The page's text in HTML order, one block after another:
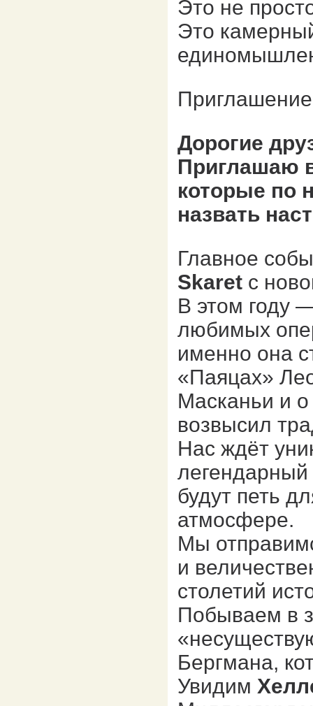
Это не
Это
Дорогие
Приглашаю
которые по
назвать
Главное
Skaret с
В этом году
любимых
именно она
«Паяцах»
Масканьи и
возвысил
Нас ждёт
будут петь
атмосфере.
Мы
и
столетий
Побываем в
Бергмана,
Увидим